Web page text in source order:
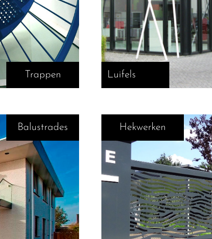
Trappen Luifels
Balustrades Hekwerken